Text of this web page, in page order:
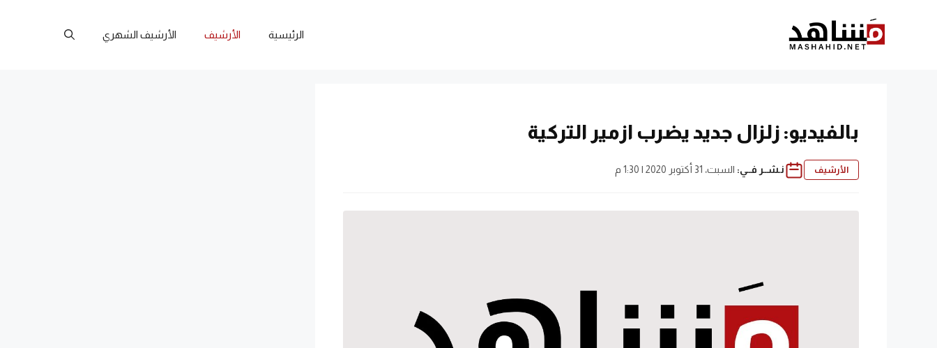
الرئيسية الأرشيف الأرشيف الشهري
بالفيديو: زلزال جديد يضرب ازمير التركية
الأرشيف نـشــر فــي: السبت، 31 أكتوبر 2020 | 1:30 م